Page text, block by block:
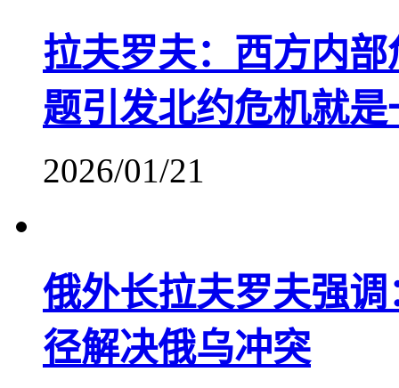
拉夫罗夫：西方内
题引发北约危机就
2026/01/21
俄外长拉夫罗夫强
径解决俄乌冲突